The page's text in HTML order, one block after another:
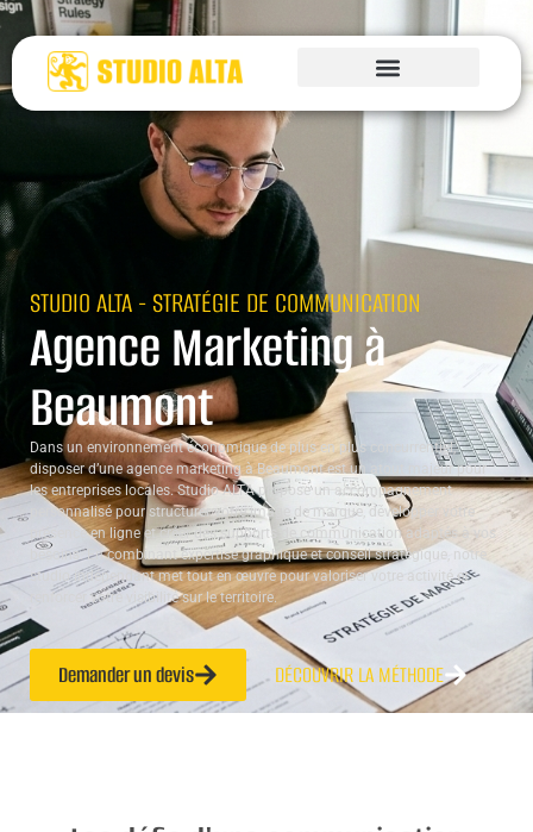
STUDIO ALTA - STRATÉGIE DE COMMUNICATION
Agence Marketing à
Beaumont
Dans un environnement économique de plus en plus concurrentiel,
disposer d’une agence marketing à Beaumont est un atout majeur pour
les entreprises locales. Studio ALTA propose un accompagnement
personnalisé pour structurer votre image de marque, développer votre
présence en ligne et créer des supports de communication adaptés à vos
besoins. En combinant expertise graphique et conseil stratégique, notre
studio indépendant met tout en œuvre pour valoriser votre activité et
renforcer votre visibilité sur le territoire.
Demander un devis DÉCOUVRIR LA MÉTHODE